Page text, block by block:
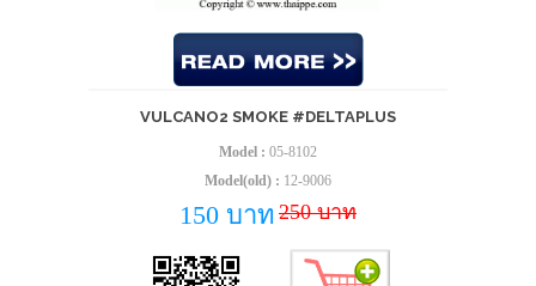
VULCANO2 SMOKE #DELTAPLUS
Model : 05-8102
Model(old) : 12-9006
150 บาท 250 บาท